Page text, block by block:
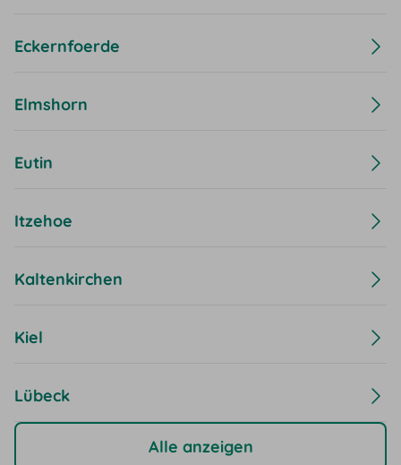
Eckernfoerde
Elmshorn
Eutin
Itzehoe
Kaltenkirchen
Kiel
Lübeck
Alle anzeigen